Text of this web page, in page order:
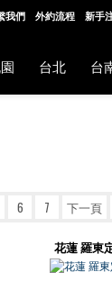
我們 外約流程 新手
台北 台
6 7 下一頁
花蓮 羅東